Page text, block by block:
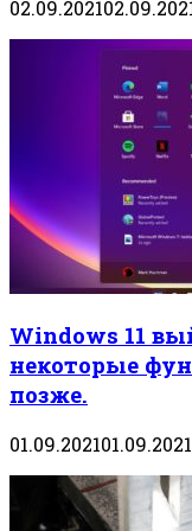
02.09.2021
Windows 11
некоторые
позже.
01.09.202101.09.2021